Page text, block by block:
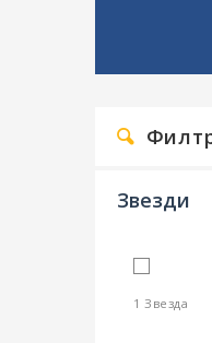
Звезди
1 Звезда